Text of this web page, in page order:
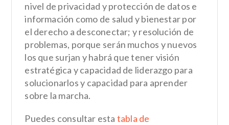
nivel de privacidad y protección de datos e
información como de salud y bienestar por
el derecho a desconectar; y resolución de
problemas, porque serán muchos y nuevos
los que surjan y habrá que tener visión
estratégica y capacidad de liderazgo para
solucionarlos y capacidad para aprender
sobre la marcha.
Puedes consultar esta tabla de